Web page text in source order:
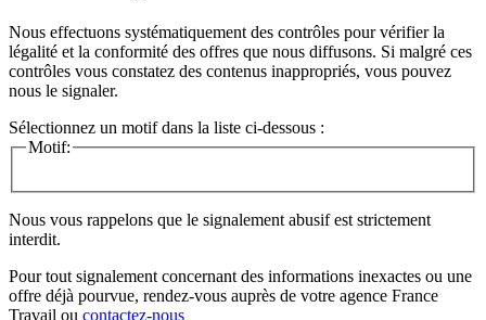
Nous effectuons systématiquement des contrôles pour vérifier la
légalité et la conformité des offres que nous diffusons. Si malgré ces
contrôles vous constatez des contenus inappropriés, vous pouvez
nous le signaler.
Sélectionnez un motif dans la liste ci-dessous :
Motif:
Nous vous rappelons que le signalement abusif est strictement
interdit.
Pour tout signalement concernant des informations inexactes ou une
offre déjà pourvue, rendez-vous auprès de votre agence France
Travail ou contactez-nous